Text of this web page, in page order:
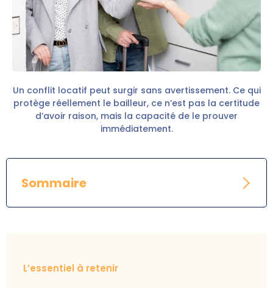
Un conflit locatif peut surgir sans avertissement. Ce qui
protège réellement le bailleur, ce n’est pas la certitude
d’avoir raison, mais la capacité de le prouver
immédiatement.
Sommaire
L’essentiel à retenir